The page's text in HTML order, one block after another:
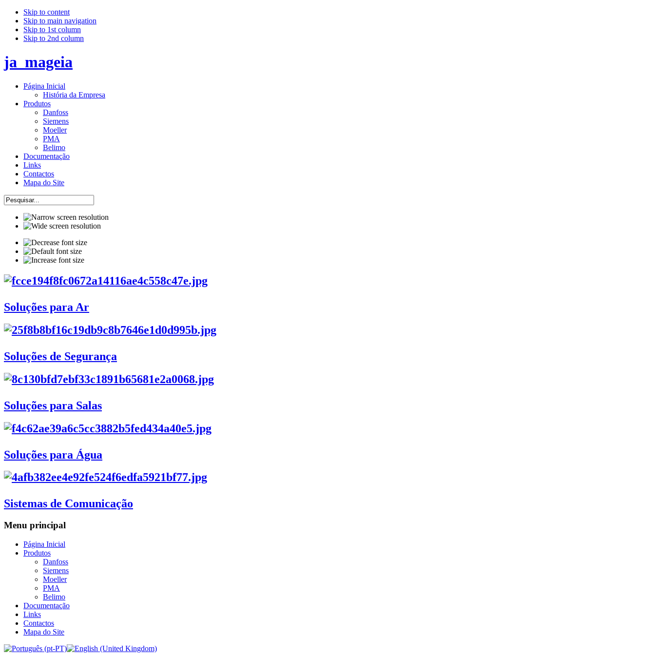
Skip to content
Skip to main navigation
Skip to 1st column
Skip to 2nd column
ja_mageia
Página Inicial
História da Empresa
Produtos
Danfoss
Siemens
Moeller
PMA
Belimo
Documentação
Links
Contactos
Mapa do Site
Soluções para Ar
Soluções de Segurança
Soluções para Salas
Soluções para Água
Sistemas de Comunicação
Menu principal
Página Inicial
Produtos
Danfoss
Siemens
Moeller
PMA
Belimo
Documentação
Links
Contactos
Mapa do Site